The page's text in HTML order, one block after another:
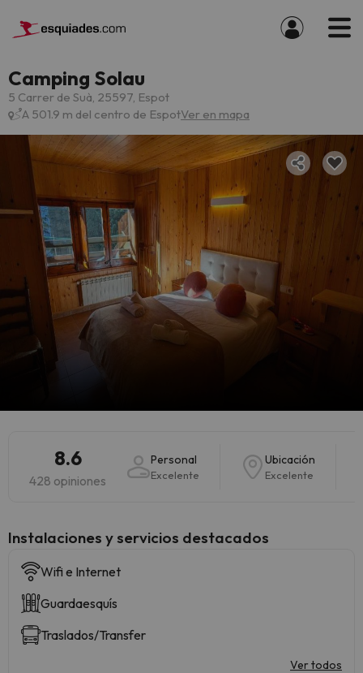
Camping Solau
5 Carrer de Suà, 25597, Espot
A 501.9 m del centro de EspotVer en mapa
8.6
428 opiniones
Personal
Excelente
Ubicación
Excelente
Instalaciones y servicios destacados
Wifi e Internet
Guardaesquís
Traslados/Transfer
Ver todos